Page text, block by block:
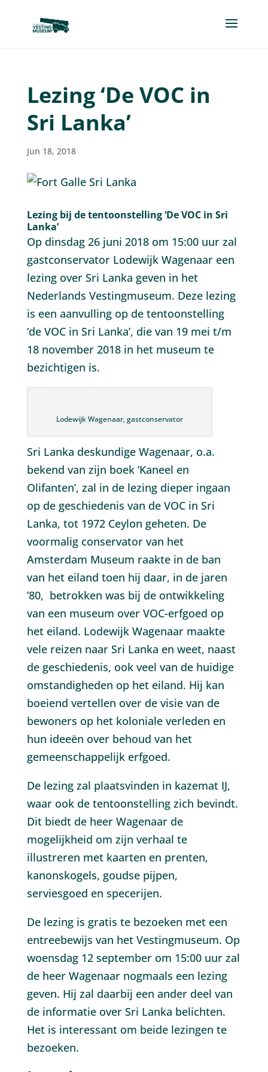
Lezing ‘De VOC in
Sri Lanka’
Jun 18, 2018
Lezing bij de tentoonstelling ‘De VOC in Sri
Lanka’
Op dinsdag 26 juni 2018 om 15:00 uur zal
gastconservator Lodewijk Wagenaar een
lezing over Sri Lanka geven in het
Nederlands Vestingmuseum. Deze lezing
is een aanvulling op de tentoonstelling
‘de VOC in Sri Lanka’, die van 19 mei t/m
18 november 2018 in het museum te
bezichtigen is.
Lodewijk Wagenaar, gastconservator
Sri Lanka deskundige Wagenaar, o.a.
bekend van zijn boek ‘Kaneel en
Olifanten’, zal in de lezing dieper ingaan
op de geschiedenis van de VOC in Sri
Lanka, tot 1972 Ceylon geheten. De
voormalig conservator van het
Amsterdam Museum raakte in de ban
van het eiland toen hij daar, in de jaren
’80, betrokken was bij de ontwikkeling
van een museum over VOC-erfgoed op
het eiland. Lodewijk Wagenaar maakte
vele reizen naar Sri Lanka en weet, naast
de geschiedenis, ook veel van de huidige
omstandigheden op het eiland. Hij kan
boeiend vertellen over de visie van de
bewoners op het koloniale verleden en
hun ideeën over behoud van het
gemeenschappelijk erfgoed.
De lezing zal plaatsvinden in kazemat IJ,
waar ook de tentoonstelling zich bevindt.
Dit biedt de heer Wagenaar de
mogelijkheid om zijn verhaal te
illustreren met kaarten en prenten,
kanonskogels, goudse pijpen,
serviesgoed en specerijen.
De lezing is gratis te bezoeken met een
entreebewijs van het Vestingmuseum. Op
woensdag 12 september om 15:00 uur zal
de heer Wagenaar nogmaals een lezing
geven. Hij zal daarbij een ander deel van
de informatie over Sri Lanka belichten.
Het is interessant om beide lezingen te
bezoeken.